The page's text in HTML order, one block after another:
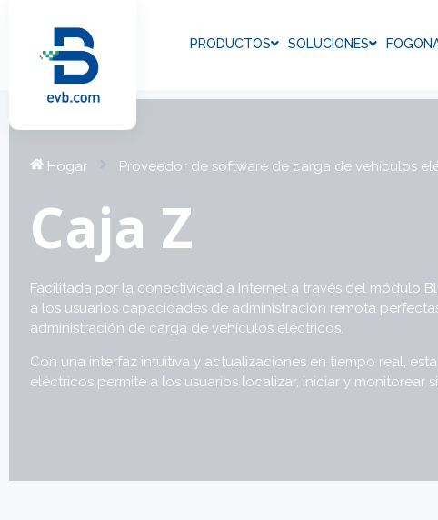
PRODUCTOS SOLUCIONES
Hogar Proveedor de software de carga de vehículos
Caja Z
Facilitada por la conectividad a Internet a través del módulo
a los usuarios capacidades de administración remota
administración de carga de vehículos eléctricos.
Con una interfaz intuitiva y actualizaciones en tiempo real,
eléctricos permite a los usuarios localizar, iniciar y monitorear